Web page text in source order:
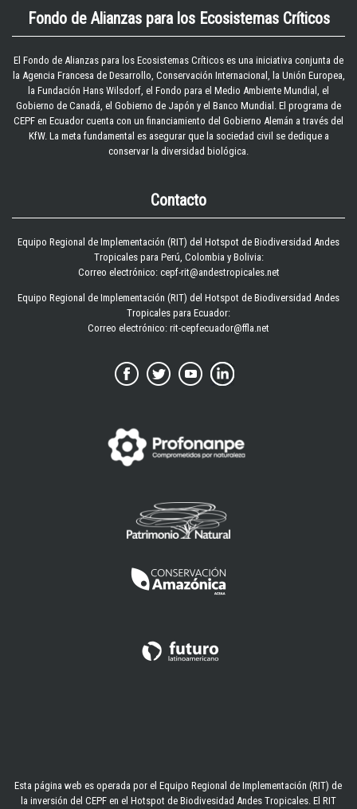
Fondo de Alianzas para los Ecosistemas Críticos
El Fondo de Alianzas para los Ecosistemas Críticos es una iniciativa conjunta de
la Agencia Francesa de Desarrollo, Conservación Internacional, la Unión Europea,
la Fundación Hans Wilsdorf, el Fondo para el Medio Ambiente Mundial, el
Gobierno de Canadá, el Gobierno de Japón y el Banco Mundial. El programa de
CEPF en Ecuador cuenta con un financiamiento del Gobierno Alemán a través del
KfW. La meta fundamental es asegurar que la sociedad civil se dedique a
conservar la diversidad biológica.
Contacto
Equipo Regional de Implementación (RIT) del Hotspot de Biodiversidad Andes
Tropicales para Perú, Colombia y Bolivia:
Correo electrónico: cepf-rit@andestropicales.net
Equipo Regional de Implementación (RIT) del Hotspot de Biodiversidad Andes
Tropicales para Ecuador:
Correo electrónico: rit-cepfecuador@ffla.net
Esta página web es operada por el Equipo Regional de Implementación (RIT) de
la inversión del CEPF en el Hotspot de Biodivesidad Andes Tropicales. El RIT